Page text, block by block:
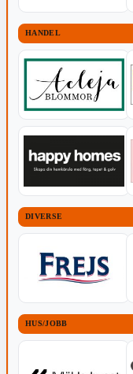
HANDEL
DIVERSE
HUS/JOBB